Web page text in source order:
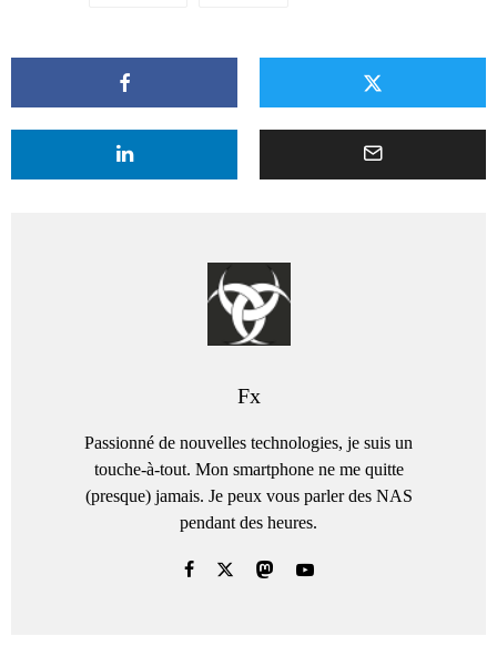
Fx
Passionné de nouvelles technologies, je suis un
touche-à-tout. Mon smartphone ne me quitte
(presque) jamais. Je peux vous parler des NAS
pendant des heures.